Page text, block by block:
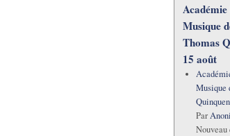
Musique
Thomas
15 août
Musique
Par